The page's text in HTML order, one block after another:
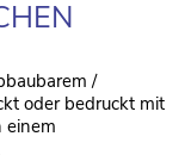
/
oder bedruckt mit
einem